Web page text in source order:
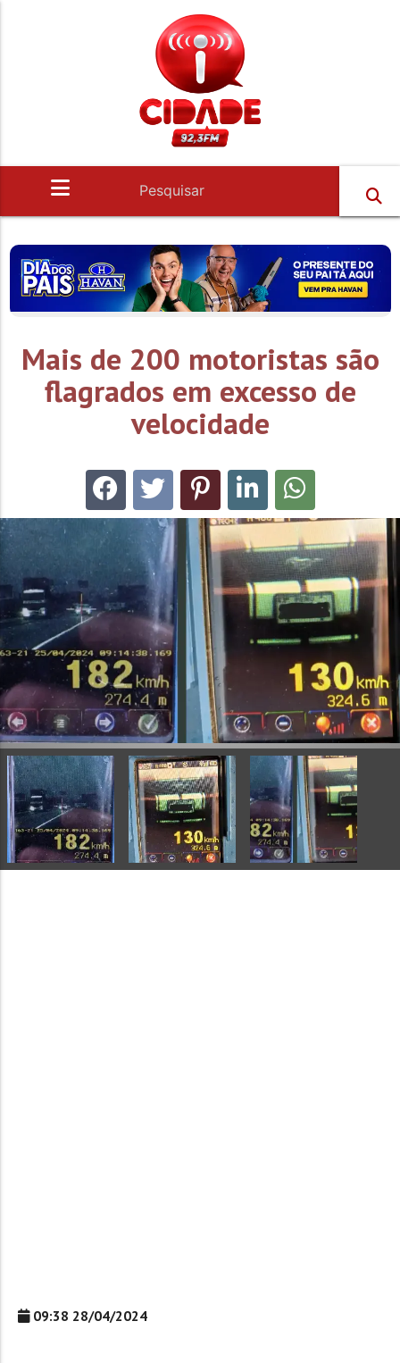
Mais de 200 motoristas são
flagrados em excesso de
velocidade
09:38 28/04/2024